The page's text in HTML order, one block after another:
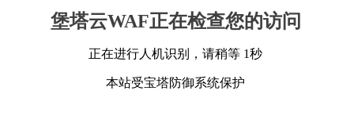
堡塔云WAF正在检查您的访问
正在进行人机识别，请稍等 1秒
本站受宝塔防御系统保护